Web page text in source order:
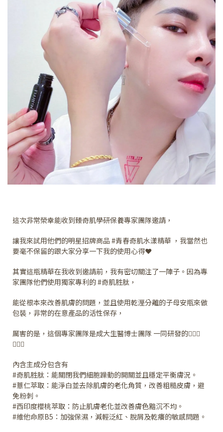
這次非常榮幸能收到臻奇肌學研保養專家團隊邀請，
讓我來試用他們的明星招牌商品 #青春奇肌水漾精華 ，我當然也
要毫不保留的跟大家分享一下我的使用心得❤️
其實這瓶精華在我收到邀請前，我有密切關注了一陣子。因為專
家團隊他們使用獨家專利的 #奇肌胜肽，
能從根本來改善肌膚的問題，並且使用乾溼分離的子母安瓶來做
包裝，非常的在意產品的活性保存，
厲害的是，這個專家團隊是成大生醫博士團隊 一同研發的👨🏻‍⚕️
👩🏻‍⚕️
內含主成分包含有
#奇肌胜肽：能關閉我們細胞躁動的開關並且穩定平衡膚況。
#薏仁萃取：能淨白並去除肌膚的老化角質，改善粗糙皮膚，避
免粉刺。
#西印度櫻桃萃取：防止肌膚老化並改善膚色黯沉不均。
#維他命原B5：加強保濕，減輕泛紅、脫屑及乾癢的敏感問題。